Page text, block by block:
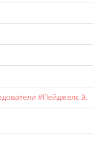
#Пейджелс Э.